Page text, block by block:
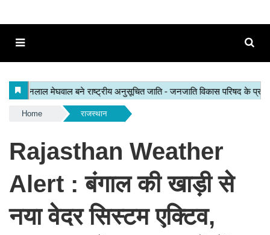
Home राजस्थान
Rajasthan Weather
Alert : बंगाल की खाड़ी से
नया वेदर सिस्टम एक्टिव,